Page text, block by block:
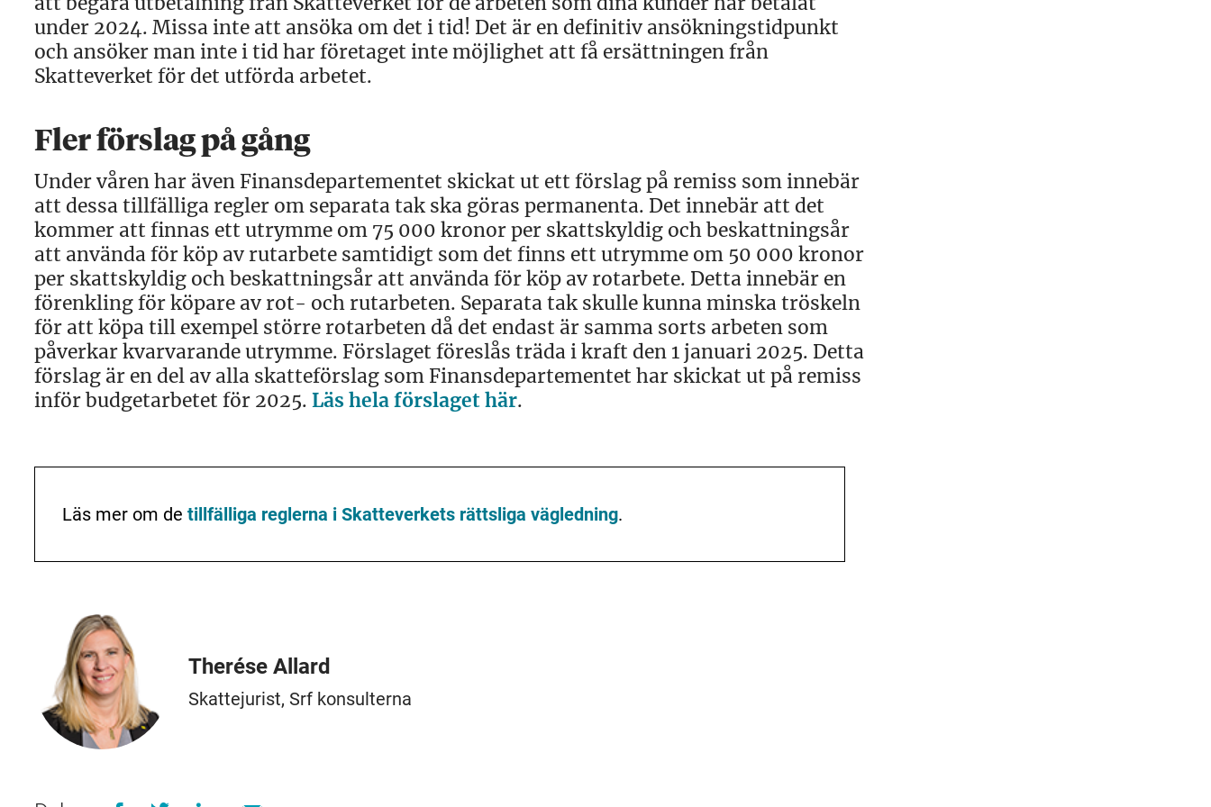
under 2024. Missa inte att ansöka om det i tid! Det är en definitiv ansökningstidpunkt
och ansöker man inte i tid har företaget inte möjlighet att få ersättningen från
Skatteverket för det utförda arbetet.
Fler förslag på gång
Under våren har även Finansdepartementet skickat ut ett förslag på remiss som innebär
att dessa tillfälliga regler om separata tak ska göras permanenta. Det innebär att det
kommer att finnas ett utrymme om 75 000 kronor per skattskyldig och beskattningsår
att använda för köp av rutarbete samtidigt som det finns ett utrymme om 50 000 kronor
per skattskyldig och beskattningsår att använda för köp av rotarbete. Detta innebär en
förenkling för köpare av rot- och rutarbeten. Separata tak skulle kunna minska tröskeln
för att köpa till exempel större rotarbeten då det endast är samma sorts arbeten som
påverkar kvarvarande utrymme. Förslaget föreslås träda i kraft den 1 januari 2025. Detta
förslag är en del av alla skatteförslag som Finansdepartementet har skickat ut på remiss
inför budgetarbetet för 2025. Läs hela förslaget här.
Läs mer om de tillfälliga reglerna i Skatteverkets rättsliga vägledning.
Therése Allard
Skattejurist, Srf konsulterna